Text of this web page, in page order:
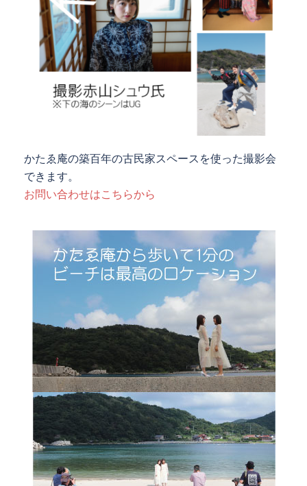
かたゑ庵の築百年の古民家スペースを使った撮影会
できます。
お問い合わせはこちらから